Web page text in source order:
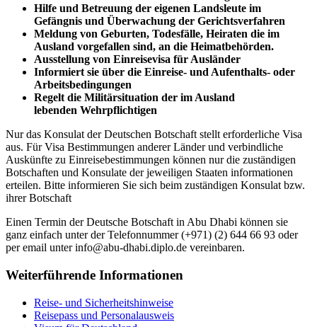
Hilfe und Betreuung der eigenen Landsleute im
Gefängnis und Überwachung der Gerichtsverfahren
Meldung von Geburten, Todesfälle, Heiraten die im
Ausland vorgefallen sind, an die Heimatbehörden.
Ausstellung von Einreisevisa für Ausländer
Informiert sie über die Einreise- und Aufenthalts- oder
Arbeitsbedingungen
Regelt die Militärsituation der im Ausland
lebenden Wehrpflichtigen
Nur das Konsulat der Deutschen Botschaft stellt erforderliche Visa
aus. Für Visa Bestimmungen anderer Länder und verbindliche
Auskünfte zu Einreisebestimmungen können nur die zuständigen
Botschaften und Konsulate der jeweiligen Staaten informationen
erteilen. Bitte informieren Sie sich beim zuständigen Konsulat bzw.
ihrer Botschaft
Einen Termin der Deutsche Botschaft in Abu Dhabi können sie
ganz einfach unter der Telefonnummer (+971) (2) 644 66 93 oder
per email unter info@abu-dhabi.diplo.de vereinbaren.
Weiterführende Informationen
Reise- und Sicherheitshinweise
Reisepass und Personalausweis